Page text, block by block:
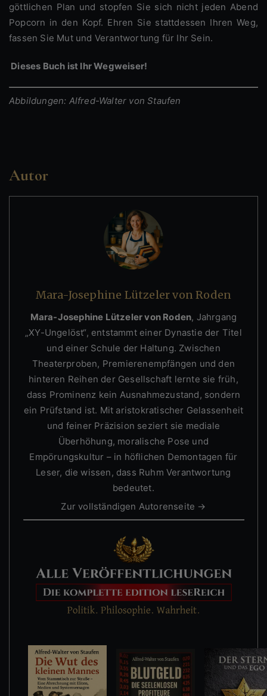
göttlichen Plan und stopfen Sie sich nicht jeden Abend
Popcorn in den Kopf. Ehren Sie stattdessen Ihren Weg,
fassen Sie Mut und Verantwortung für Ihr Sein.
Dieses Buch ist Ihr Wegweiser!
Abbildungen: Alfred-Walter von Staufen
Autor
Mara-Josephine Lützeler von Roden
Mara-Josephine Lützeler von Roden, Jahrgang
„XY-Ungelöst“, entstammt einer Dynastie der Titel
und einer Schule der Haltung. Zwischen
Theaterproben, Premierenempfängen und den
hinteren Reihen der Gesellschaft lernte sie früh,
dass Prominenz kein Ausnahmezustand, sondern
ein Prüfstand ist. Mit aristokratischer Gelassenheit
und feiner Präzision seziert sie mediale
Überhöhung, moralische Pose und
Empörungskultur – in höflichen Demontagen für
Leser, die wissen, dass Ruhm Verantwortung
bedeutet.
Zur vollständigen Autorenseite →